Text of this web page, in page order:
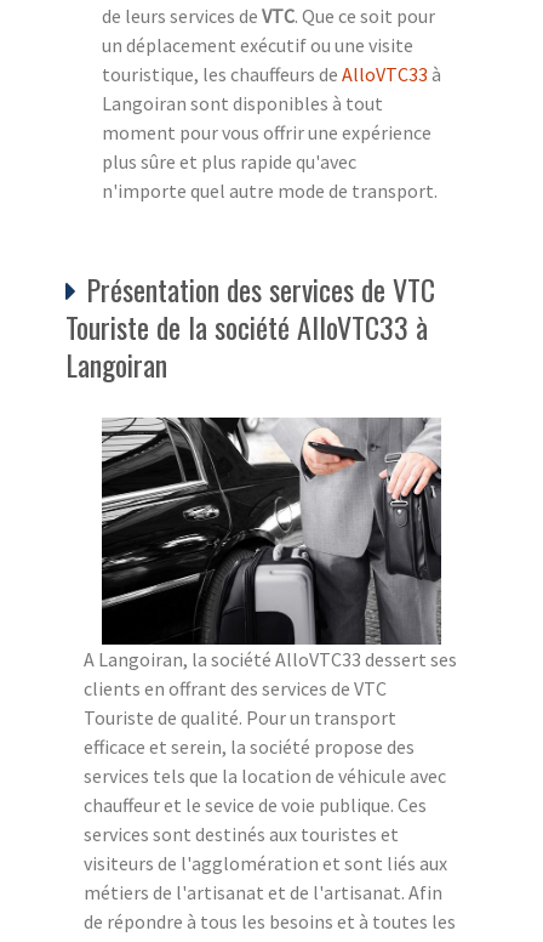
de leurs services de VTC. Que ce soit pour
un déplacement exécutif ou une visite
touristique, les chauffeurs de AlloVTC33 à
Langoiran sont disponibles à tout
moment pour vous offrir une expérience
plus sûre et plus rapide qu'avec
n'importe quel autre mode de transport.
Présentation des services de VTC
Touriste de la société AlloVTC33 à
Langoiran
A Langoiran, la société AlloVTC33 dessert ses
clients en offrant des services de VTC
Touriste de qualité. Pour un transport
efficace et serein, la société propose des
services tels que la location de véhicule avec
chauffeur et le sevice de voie publique. Ces
services sont destinés aux touristes et
visiteurs de l'agglomération et sont liés aux
métiers de l'artisanat et de l'artisanat. Afin
de répondre à tous les besoins et à toutes les